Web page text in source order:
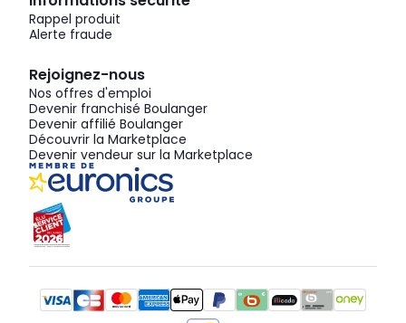
Rappel produit
Alerte fraude
Rejoignez-nous
Nos offres d'emploi
Devenir franchisé Boulanger
Devenir affilié Boulanger
Découvrir la Marketplace
Devenir vendeur sur la Marketplace